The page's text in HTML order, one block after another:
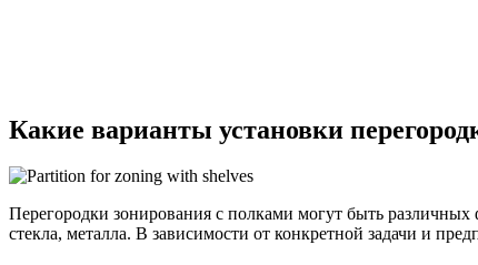
Какие варианты установки
Перегородки зонирования с полками могут быть
стекла, металла. В зависимости от конкретной задачи и